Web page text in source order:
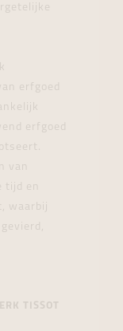
erfgoed
erfgoed
van
tijd en
waarbij
TISSOT